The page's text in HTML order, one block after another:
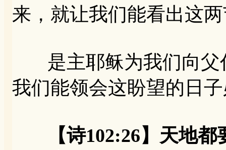
来，就让我们能看出这
是主耶稣为我们向父
我们能领会这盼望的日
【诗102:26】天地